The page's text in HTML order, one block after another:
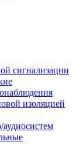
сигнализации
изоляцией